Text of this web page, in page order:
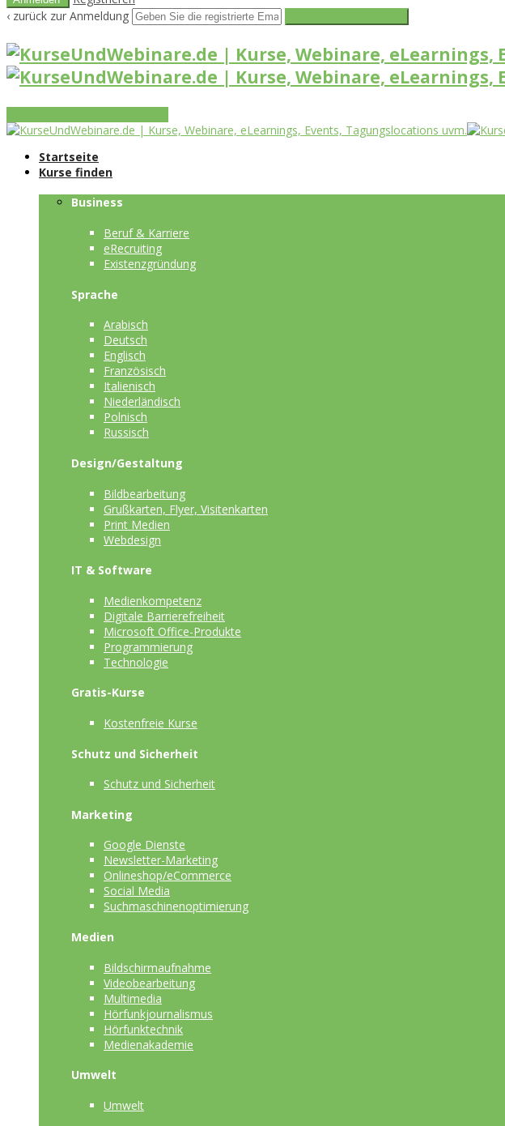
‹ zurück zur Anmeldung
Startseite
Kurse finden
Business
Beruf & Karriere
eRecruiting
Existenzgründung
Sprache
Arabisch
Deutsch
Englisch
Französisch
Italienisch
Niederländisch
Polnisch
Russisch
Design/Gestaltung
Bildbearbeitung
Grußkarten, Flyer, Visitenkarten
Print Medien
Webdesign
IT & Software
Medienkompetenz
Digitale Barrierefreiheit
Microsoft Office-Produkte
Programmierung
Technologie
Gratis-Kurse
Kostenfreie Kurse
Schutz und Sicherheit
Schutz und Sicherheit
Marketing
Google Dienste
Newsletter-Marketing
Onlineshop/eCommerce
Social Media
Suchmaschinenoptimierung
Medien
Bildschirmaufnahme
Videobearbeitung
Multimedia
Hörfunkjournalismus
Hörfunktechnik
Medienakademie
Umwelt
Umwelt